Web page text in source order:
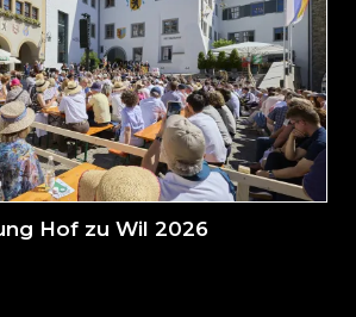
Hof zu Wil 2026